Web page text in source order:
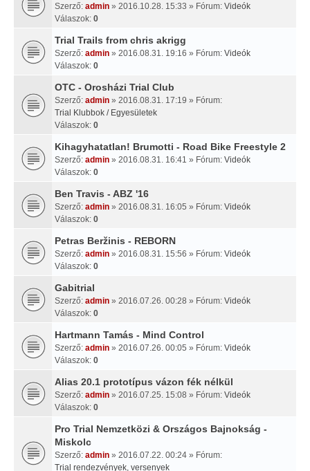
Szerző: admin » 2016.10.28. 15:33 » Fórum: Videók
Válaszok: 0
Trial Trails from chris akrigg
Szerző: admin » 2016.08.31. 19:16 » Fórum: Videók
Válaszok: 0
OTC - Orosházi Trial Club
Szerző: admin » 2016.08.31. 17:19 » Fórum:
Trial Klubbok / Egyesületek
Válaszok: 0
Kihagyhatatlan! Brumotti - Road Bike Freestyle 2
Szerző: admin » 2016.08.31. 16:41 » Fórum: Videók
Válaszok: 0
Ben Travis - ABZ '16
Szerző: admin » 2016.08.31. 16:05 » Fórum: Videók
Válaszok: 0
Petras Beržinis - REBORN
Szerző: admin » 2016.08.31. 15:56 » Fórum: Videók
Válaszok: 0
Gabitrial
Szerző: admin » 2016.07.26. 00:28 » Fórum: Videók
Válaszok: 0
Hartmann Tamás - Mind Control
Szerző: admin » 2016.07.26. 00:05 » Fórum: Videók
Válaszok: 0
Alias 20.1 prototípus vázon fék nélkül
Szerző: admin » 2016.07.25. 15:08 » Fórum: Videók
Válaszok: 0
Pro Trial Nemzetközi & Országos Bajnokság -
Miskolc
Szerző: admin » 2016.07.22. 00:24 » Fórum:
Trial rendezvények, versenyek